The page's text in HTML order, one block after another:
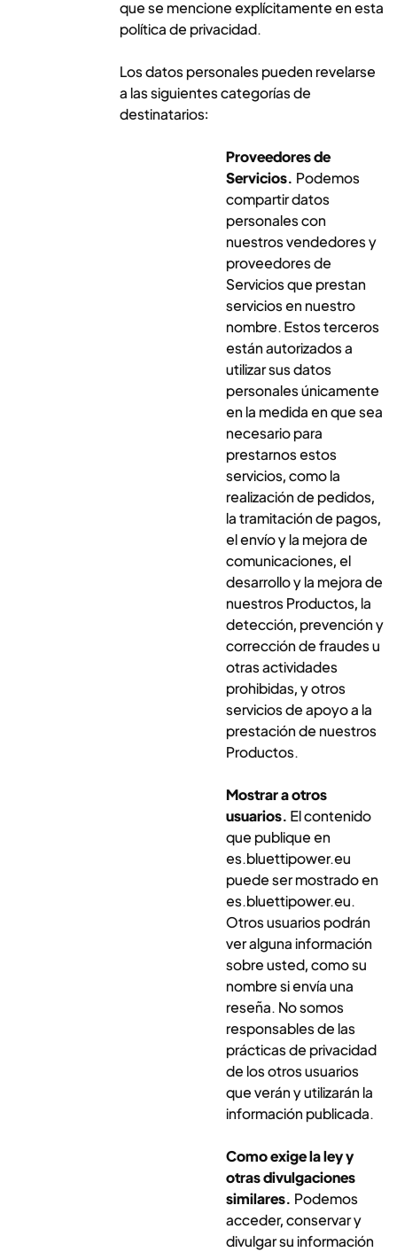
que se mencione explícitamente en esta
política de privacidad.
Los datos personales pueden revelarse
a las siguientes categorías de
destinatarios:
Proveedores de
Servicios. Podemos
compartir datos
personales con
nuestros vendedores y
proveedores de
Servicios que prestan
servicios en nuestro
nombre. Estos terceros
están autorizados a
utilizar sus datos
personales únicamente
en la medida en que sea
necesario para
prestarnos estos
servicios, como la
realización de pedidos,
la tramitación de pagos,
el envío y la mejora de
comunicaciones, el
desarrollo y la mejora de
nuestros Productos, la
detección, prevención y
corrección de fraudes u
otras actividades
prohibidas, y otros
servicios de apoyo a la
prestación de nuestros
Productos.
Mostrar a otros
usuarios. El contenido
que publique en
es.bluettipower.eu
puede ser mostrado en
es.bluettipower.eu.
Otros usuarios podrán
ver alguna información
sobre usted, como su
nombre si envía una
reseña. No somos
responsables de las
prácticas de privacidad
de los otros usuarios
que verán y utilizarán la
información publicada.
Como exige la ley y
otras divulgaciones
similares. Podemos
acceder, conservar y
divulgar su información